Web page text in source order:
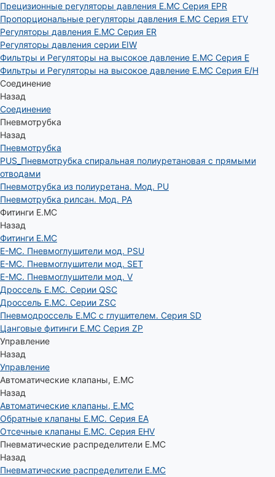
Прецизионные регуляторы давления E.MC Серия EPR
Пропорциональные регуляторы давления E.MC Серия ETV
Регуляторы давления E.MC Серия ER
Регуляторы давления серии EIW
Фильтры и Регуляторы на высокое давление E.MC Серия E
Фильтры и Регуляторы на высокое давление E.MC Серия E/H
Соединение
Назад
Соединение
Пневмотрубка
Назад
Пневмотрубка
PUS_Пневмотрубка спиральная полиуретановая с прямыми
отводами
Пневмотрубка из полиуретана. Мод. РU
Пневмотрубка рилсан. Мод. PA
Фитинги E.MC
Назад
Фитинги E.MC
E-MC. Пневмоглушители мод. PSU
E-MC. Пневмоглушители мод. SET
E-MC. Пневмоглушители мод. V
Дроссель E.MC. Серии QSC
Дроссель E.MC. Серии ZSC
Пневмодроссель E.MC с глушителем. Серия SD
Цанговые фитинги E.MC Серия ZP
Управление
Назад
Управление
Автоматические клапаны, Е.МС
Назад
Автоматические клапаны, Е.МС
Обратные клапаны E.MC. Серия EA
Отсечные клапаны E.MC. Серия EHV
Пневматические распределители E.MC
Назад
Пневматические распределители E.MC